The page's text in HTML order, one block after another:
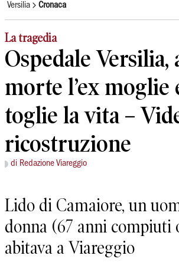
Versilia Cronaca
La tragedia
Ospedale Versilia,
morte l’ex moglie
toglie la vita –
ricostruzione
di Redazione Viareggio
Lido di Camaiore, un
donna (67 anni compiuti
abitava a Viareggio